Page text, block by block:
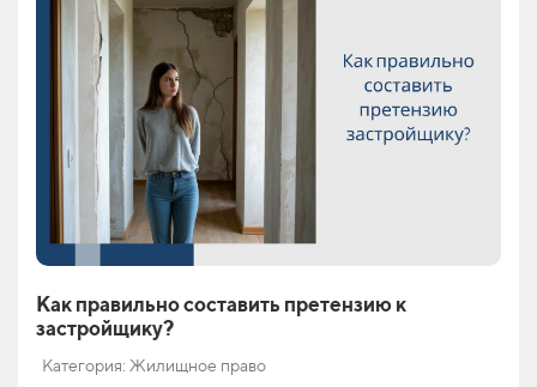
Как правильно составить претензию к
застройщику?
Категория: Жилищное право